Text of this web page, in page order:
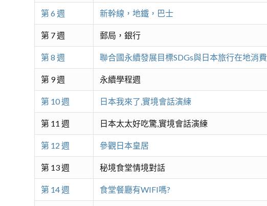
第 6 週 新幹線，地鐵，巴士
第 7 週 郵局，銀行
第 8 週 聯合國永續發展目標SDGs與日本旅行在地消費
第 9 週 永續學程週
第 10 週 日本我來了,實境會話演練
第 11 週 日本太太好吃驚,實境會話演練
第 12 週 參觀日本皇居
第 13 週 秘境食堂情境對話
第 14 週 食堂餐廳有WIFI嗎?